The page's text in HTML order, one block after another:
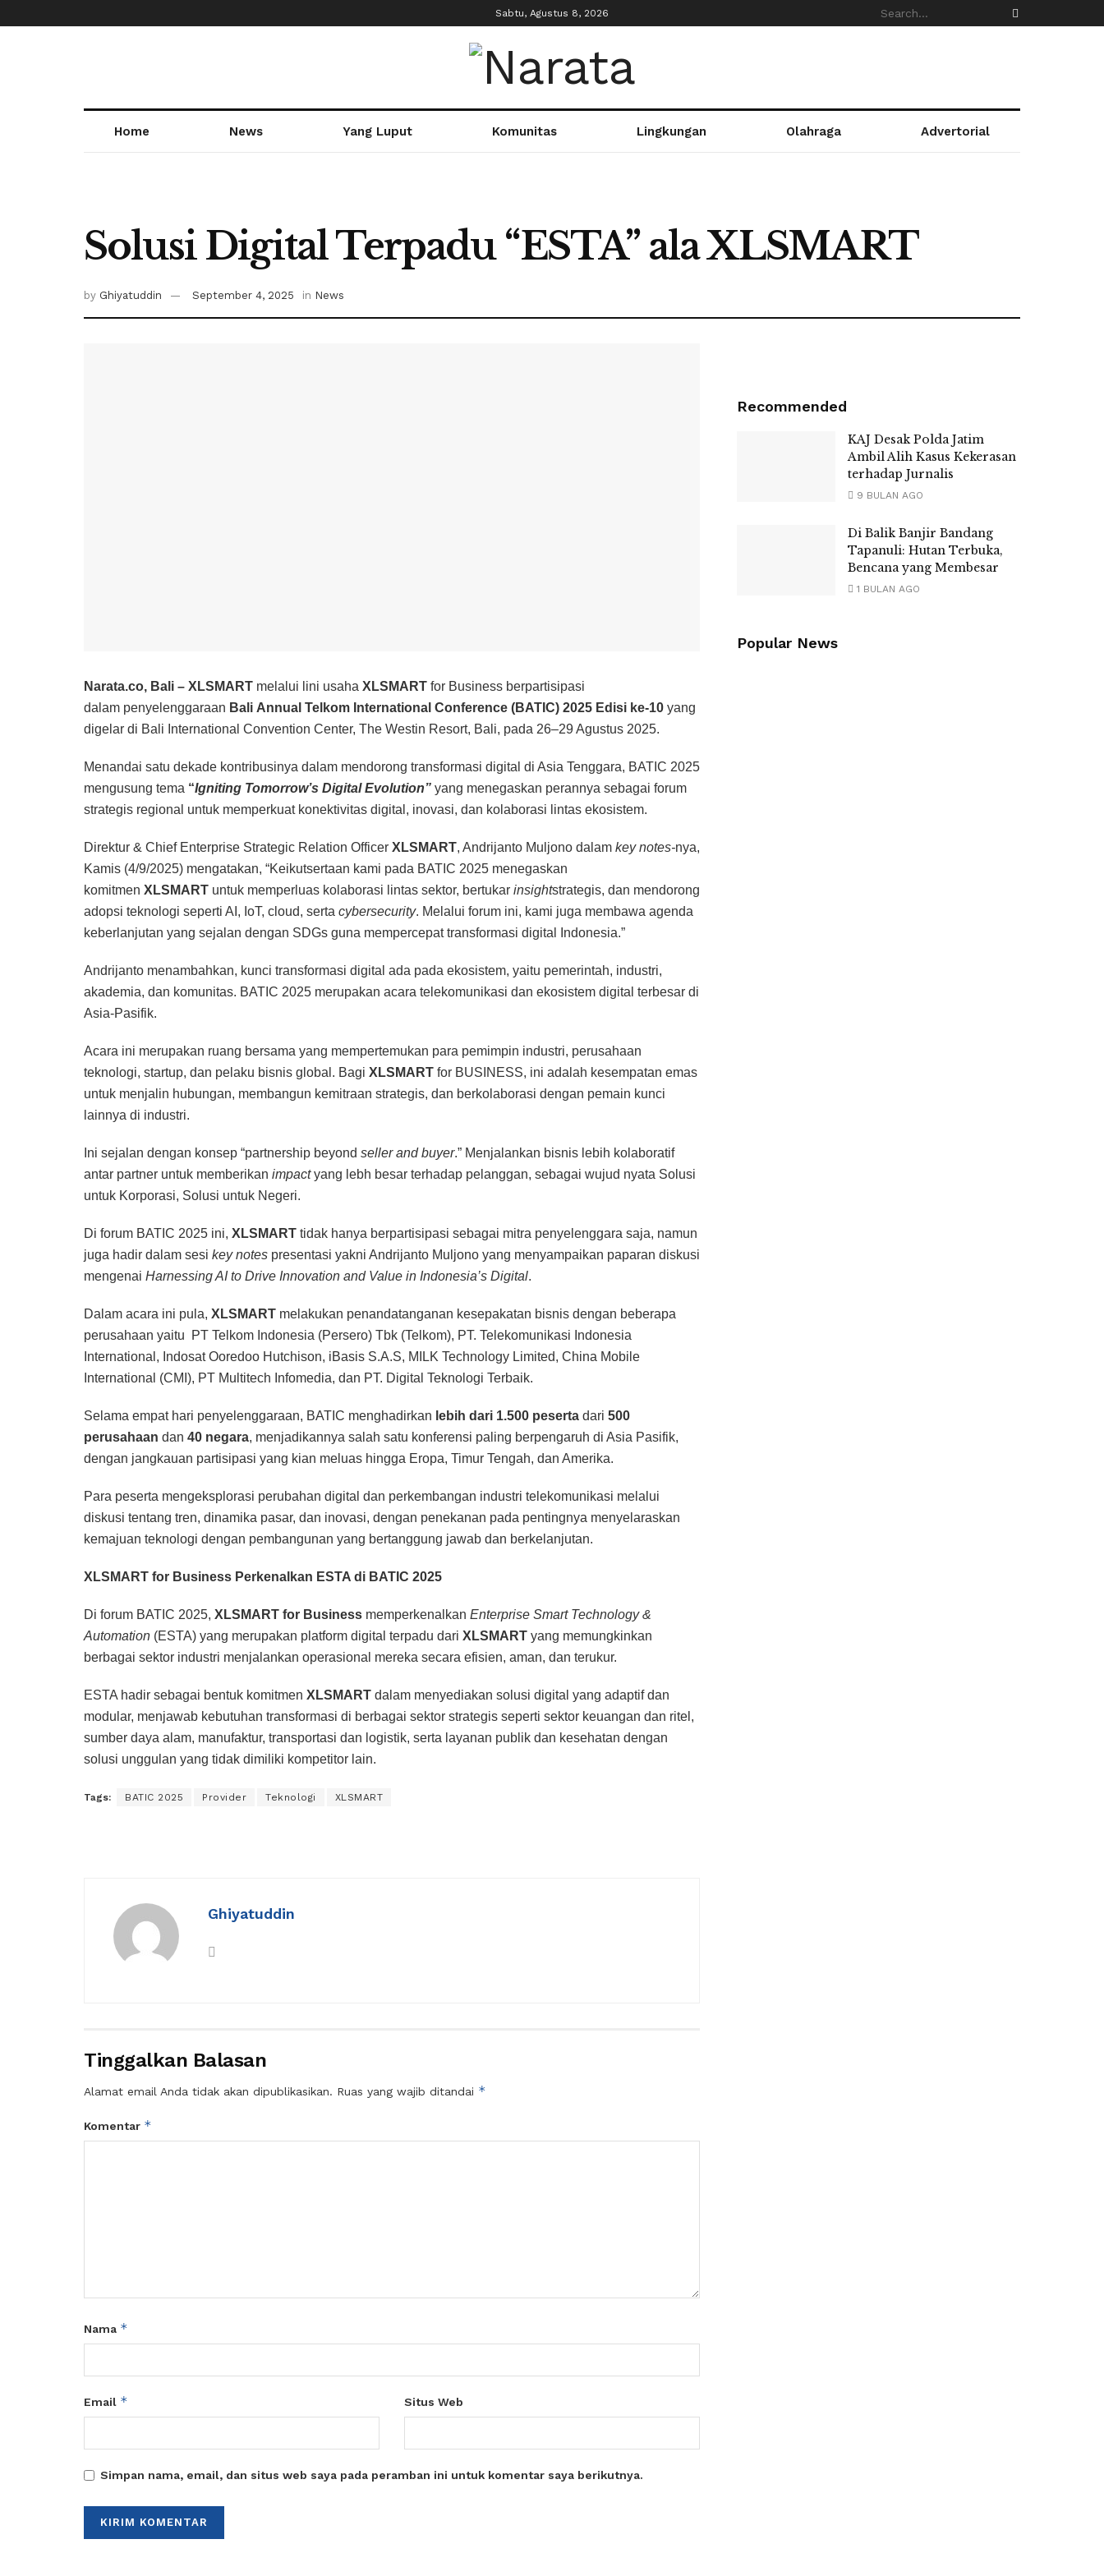
Sabtu, Agustus 8, 2026
Home News Yang Luput Komunitas Lingkungan Olahraga Advertorial
Solusi Digital Terpadu “ESTA” ala XLSMART
by Ghiyatuddin September 4, 2025 in News
Narata.co, Bali – XLSMART melalui lini usaha XLSMART for Business berpartisipasi
dalam penyelenggaraan Bali Annual Telkom International Conference (BATIC) 2025 Edisi ke-10 yang
digelar di Bali International Convention Center, The Westin Resort, Bali, pada 26–29 Agustus 2025.
Menandai satu dekade kontribusinya dalam mendorong transformasi digital di Asia Tenggara, BATIC 2025
mengusung tema “Igniting Tomorrow’s Digital Evolution” yang menegaskan perannya sebagai forum
strategis regional untuk memperkuat konektivitas digital, inovasi, dan kolaborasi lintas ekosistem.
Direktur & Chief Enterprise Strategic Relation Officer XLSMART, Andrijanto Muljono dalam key notes-nya,
Kamis (4/9/2025) mengatakan, “Keikutsertaan kami pada BATIC 2025 menegaskan
komitmen XLSMART untuk memperluas kolaborasi lintas sektor, bertukar insightstrategis, dan mendorong
adopsi teknologi seperti AI, IoT, cloud, serta cybersecurity. Melalui forum ini, kami juga membawa agenda
keberlanjutan yang sejalan dengan SDGs guna mempercepat transformasi digital Indonesia.”
Andrijanto menambahkan, kunci transformasi digital ada pada ekosistem, yaitu pemerintah, industri,
akademia, dan komunitas. BATIC 2025 merupakan acara telekomunikasi dan ekosistem digital terbesar di
Asia-Pasifik.
Acara ini merupakan ruang bersama yang mempertemukan para pemimpin industri, perusahaan
teknologi, startup, dan pelaku bisnis global. Bagi XLSMART for BUSINESS, ini adalah kesempatan emas
untuk menjalin hubungan, membangun kemitraan strategis, dan berkolaborasi dengan pemain kunci
lainnya di industri.
Ini sejalan dengan konsep “partnership beyond seller and buyer.” Menjalankan bisnis lebih kolaboratif
antar partner untuk memberikan impactyang lebh besar terhadap pelanggan, sebagai wujud nyata Solusi
untuk Korporasi, Solusi untuk Negeri.
Di forum BATIC 2025 ini, XLSMART tidak hanya berpartisipasi sebagai mitra penyelenggara saja, namun
juga hadir dalam sesi key notes presentasi yakni Andrijanto Muljono yang menyampaikan paparan diskusi
mengenai Harnessing AI to Drive Innovation and Value in Indonesia’s Digital.
Dalam acara ini pula, XLSMART melakukan penandatanganan kesepakatan bisnis dengan beberapa
perusahaan yaitu PT Telkom Indonesia (Persero) Tbk (Telkom), PT. Telekomunikasi Indonesia
International, Indosat Ooredoo Hutchison, iBasis S.A.S, MILK Technology Limited, China Mobile
International (CMI), PT Multitech Infomedia, dan PT. Digital Teknologi Terbaik.
Selama empat hari penyelenggaraan, BATIC menghadirkan lebih dari 1.500 peserta dari 500
perusahaan dan 40 negara, menjadikannya salah satu konferensi paling berpengaruh di Asia Pasifik,
dengan jangkauan partisipasi yang kian meluas hingga Eropa, Timur Tengah, dan Amerika.
Para peserta mengeksplorasi perubahan digital dan perkembangan industri telekomunikasi melalui
diskusi tentang tren, dinamika pasar, dan inovasi, dengan penekanan pada pentingnya menyelaraskan
kemajuan teknologi dengan pembangunan yang bertanggung jawab dan berkelanjutan.
XLSMART for Business Perkenalkan ESTA di BATIC 2025
Di forum BATIC 2025, XLSMART for Business memperkenalkan Enterprise Smart Technology &
Automation (ESTA) yang merupakan platform digital terpadu dari XLSMART yang memungkinkan
berbagai sektor industri menjalankan operasional mereka secara efisien, aman, dan terukur.
ESTA hadir sebagai bentuk komitmen XLSMART dalam menyediakan solusi digital yang adaptif dan
modular, menjawab kebutuhan transformasi di berbagai sektor strategis seperti sektor keuangan dan ritel,
sumber daya alam, manufaktur, transportasi dan logistik, serta layanan publik dan kesehatan dengan
solusi unggulan yang tidak dimiliki kompetitor lain.
Tags: BATIC 2025 Provider Teknologi XLSMART
Ghiyatuddin
Tinggalkan Balasan
Alamat email Anda tidak akan dipublikasikan. Ruas yang wajib ditandai *
Komentar *
Nama *
Email * Situs Web
Simpan nama, email, dan situs web saya pada peramban ini untuk komentar saya berikutnya.
Recommended
KAJ Desak Polda Jatim
Ambil Alih Kasus Kekerasan
terhadap Jurnalis
9 BULAN AGO
Di Balik Banjir Bandang
Tapanuli: Hutan Terbuka,
Bencana yang Membesar
1 BULAN AGO
Popular News